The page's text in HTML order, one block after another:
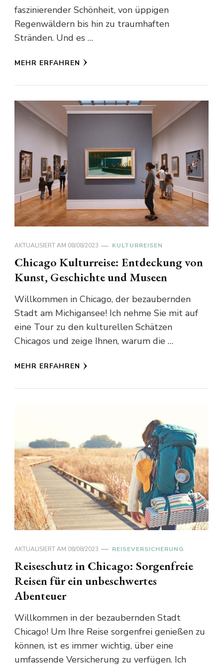
faszinierender Schönheit, von üppigen
Regenwäldern bis hin zu traumhaften
Stränden. Und es …
MEHR ERFAHREN
AKTUALISIERT AM 08/08/2023 KULTURREISEN
Chicago Kulturreise: Entdeckung von
Kunst, Geschichte und Museen
Willkommen in Chicago, der bezaubernden
Stadt am Michigansee! Ich nehme Sie mit auf
eine Tour zu den kulturellen Schätzen
Chicagos und zeige Ihnen, warum die …
MEHR ERFAHREN
AKTUALISIERT AM 08/08/2023 REISEVERSICHERUNG
Reiseschutz in Chicago: Sorgenfreie
Reisen für ein unbeschwertes
Abenteuer
Willkommen in der bezaubernden Stadt
Chicago! Um Ihre Reise sorgenfrei genießen zu
können, ist es immer wichtig, über eine
umfassende Versicherung zu verfügen. Ich